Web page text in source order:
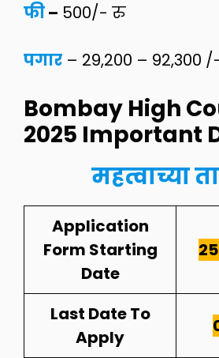
फी– 500/- रु
पगार – 29,200 – 92,300
Bombay High
2025 Important
महत्वाच्या
Application
Form Starting
Date
Last Date To
Apply